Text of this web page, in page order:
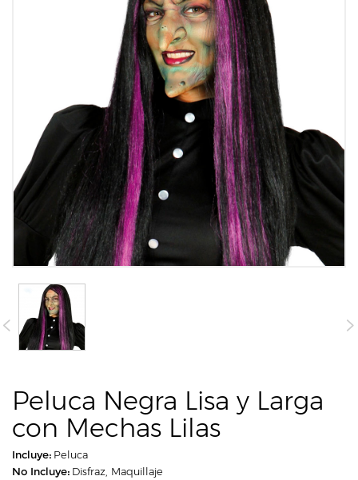
Peluca Negra Lisa y Larga
con Mechas Lilas
Incluye: Peluca
No Incluye: Disfraz, Maquillaje